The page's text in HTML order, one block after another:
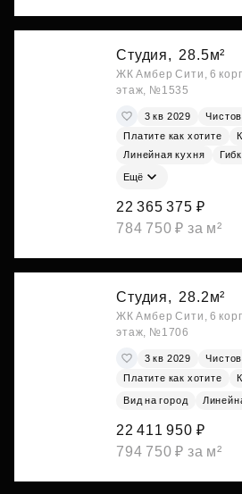
Студия, 28.5м²
ЖК Амбер Сити, 6
этаж, №1535
3 кв 2029
Платите как хотите
Линейная кухня
Ещё
22 365 375 ₽
784 750 ₽ за м²
Студия, 28.2м²
ЖК Амбер Сити, 6
этаж, №1706
3 кв 2029
Платите как хотите
Вид на город
22 411 950 ₽
794 750 ₽ за м²